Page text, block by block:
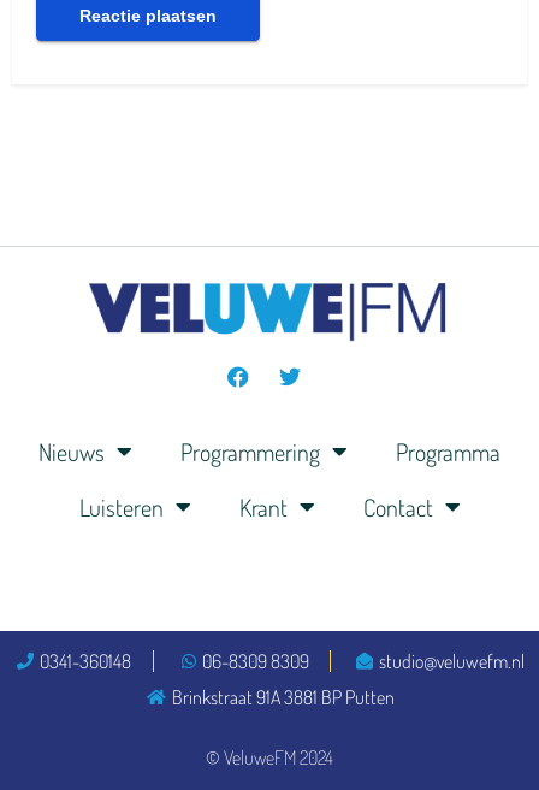
Nieuws Programmering
Programma
Luisteren
Krant Contact
© VeluweFM 2024
0341-360148 06-8309 8309
studio@veluwefm.nl
Brinkstraat 91A 3881 BP Putten